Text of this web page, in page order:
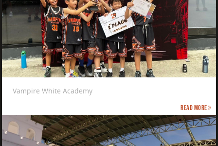
Vampire White Academy
Read more »